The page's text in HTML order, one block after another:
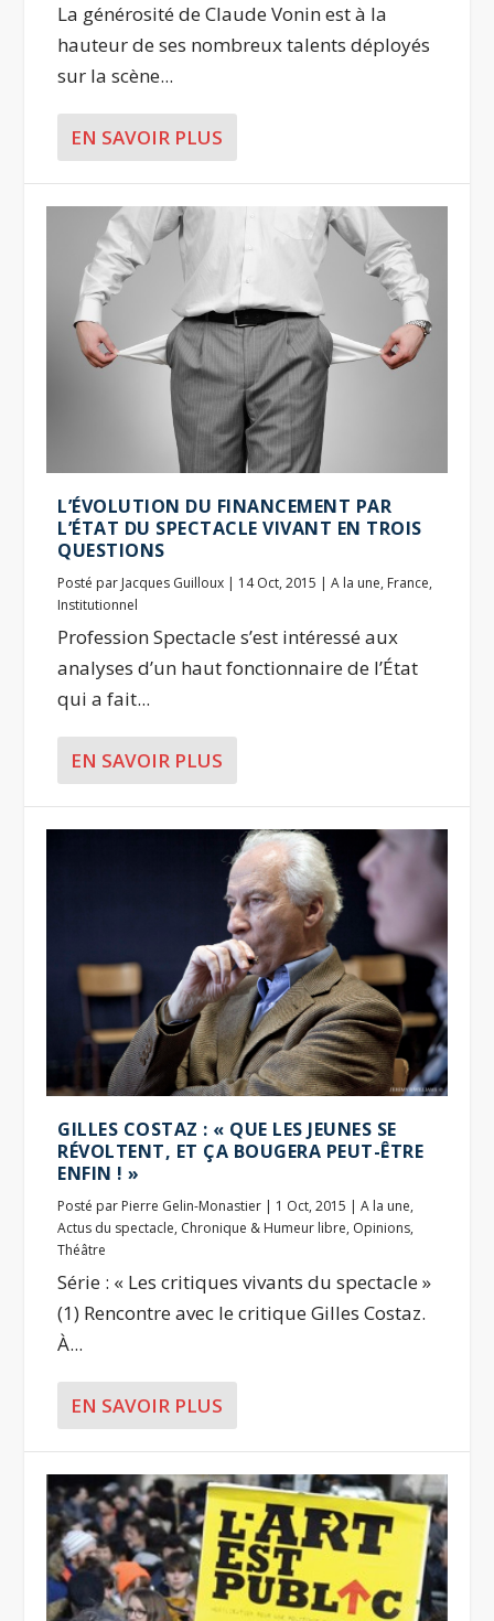
La générosité de Claude Vonin est à la
hauteur de ses nombreux talents déployés
sur la scène...
EN SAVOIR PLUS
L’ÉVOLUTION DU FINANCEMENT PAR
L’ÉTAT DU SPECTACLE VIVANT EN TROIS
QUESTIONS
Posté par Jacques Guilloux | 14 Oct, 2015 |A la une, France,
Institutionnel
Profession Spectacle s’est intéressé aux
analyses d’un haut fonctionnaire de l’État
qui a fait...
EN SAVOIR PLUS
GILLES COSTAZ : « QUE LES JEUNES SE
RÉVOLTENT, ET ÇA BOUGERA PEUT-ÊTRE
ENFIN ! »
Posté par Pierre Gelin-Monastier | 1 Oct, 2015 |A la une,
Actus du spectacle, Chronique & Humeur libre, Opinions,
Théâtre
Série : « Les critiques vivants du spectacle »
(1) Rencontre avec le critique Gilles Costaz.
À...
EN SAVOIR PLUS